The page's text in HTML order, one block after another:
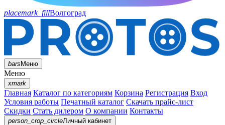
placemark_fillВолгоград
barsМеню
Меню
xmark
Главная Каталог по категориям Корзина Регистрация Вход
Условия работы Печатный каталог Скачать прайс-лист
Скидки Стать дилером О компании Контакты
person_crop_circleЛичный кабинет